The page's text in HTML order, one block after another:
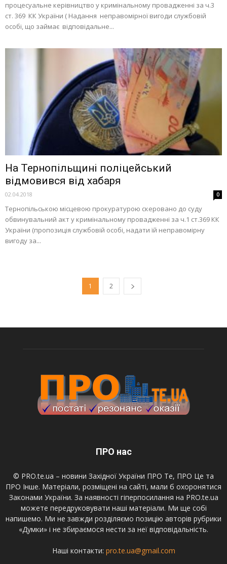
процесуальне керівництво у кримінальному провадженні за ч.3
ст. 369 КК України ( Надання неправомірної вигоди службовій
особі, що займає відповідальне...
На Тернопільщині поліцейський
відмовився від хабаря
02.04.2018 0
Тернопільською місцевою прокуратурою скеровано до суду
обвинувальний акт у кримінальному провадженні за ч.1 ст.369 КК
України (пропозиція службовій особі, надати їй неправомірну
вигоду за...
1 2
ПРО нас
© PRO.te.ua – новини Західної України ПРО Те, ПРО Це та
ПРО Інше. Матеріали, розміщені на сайті, мали б охоронятися
Законами України. За наявності гіперпосилання на PRO.te.ua
можете передруковувати наші матеріали. Ми ще собі
напишемо. Ми не завжди розділяємо позицію авторів рубрики
«Думки» і не збираємося нести за неї відповідальність.
Наші контакти: pro.te.ua@gmail.com